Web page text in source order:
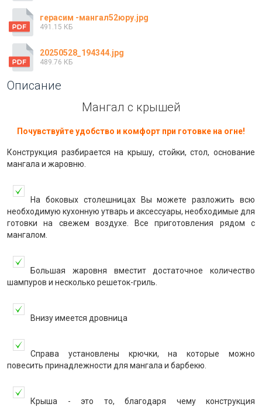
герасим -мангал52юру.jpg
491.15 КБ
20250528_194344.jpg
489.76 КБ
Описание
Мангал с крышей
Почувствуйте удобство и комфорт при готовке на огне!
Конструкция разбирается на крышу, стойки, стол, основание
мангала и жаровню.
На боковых столешницах Вы можете разложить всю
необходимую кухонную утварь и аксессуары, необходимые для
готовки на свежем воздухе. Все приготовления рядом с
мангалом.
Большая жаровня вместит достаточное количество
шампуров и несколько решеток-гриль.
Внизу имеется дровница
Справа установлены крючки, на которые можно
повесить принадлежности для мангала и барбекю.
Крыша - это то, благодаря чему конструкция